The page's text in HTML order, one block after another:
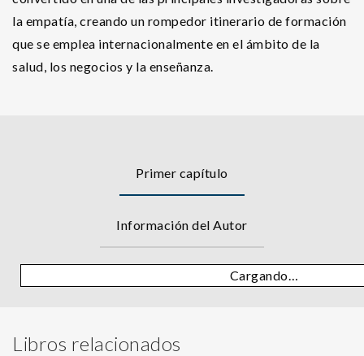
la empatía, creando un rompedor itinerario de formación
que se emplea internacionalmente en el ámbito de la
salud, los negocios y la enseñanza.
Primer capítulo
Información del Autor
Cargando…
Libros relacionados